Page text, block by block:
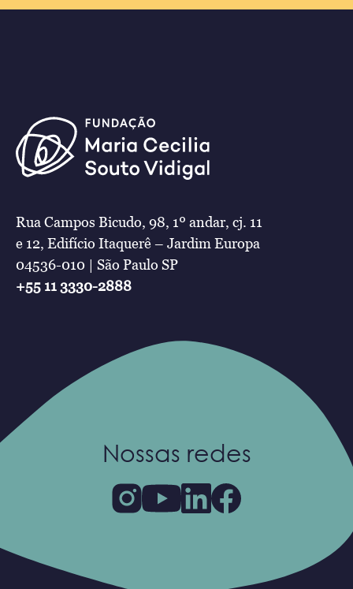
Rua Campos Bicudo, 98, 1º andar, cj. 11
e 12, Edifício Itaquerê – Jardim Europa
04536-010 | São Paulo SP
+55 11 3330-2888
Nossas redes